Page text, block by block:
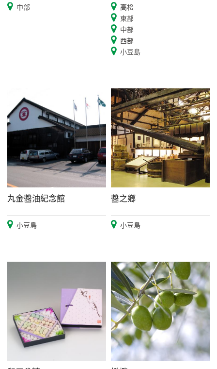
中部
高松
東部
中部
西部
小豆島
丸金醬油紀念館
小豆島
醬之鄉
小豆島